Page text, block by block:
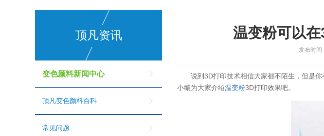
顶凡资讯
变色颜料新闻中心
顶凡变色颜料百科
常见问题
温变粉可以
发布时
说到3D打印技术相信大家都不陌生，但是你
小编为大家介绍温变粉3D打印效果吧。